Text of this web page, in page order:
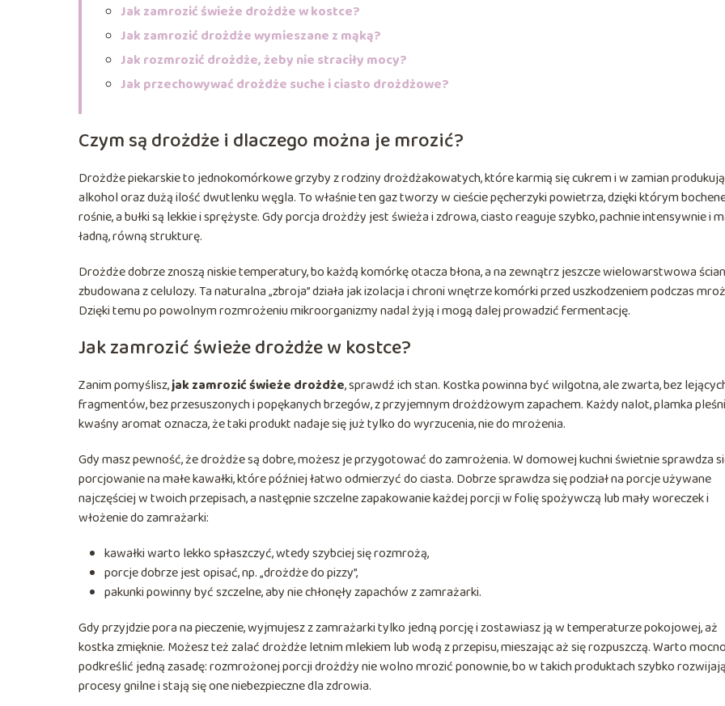
Jak zamrozić świeże drożdże w kostce?
Jak zamrozić drożdże wymieszane z mąką?
Jak rozmrozić drożdże, żeby nie straciły mocy?
Jak przechowywać drożdże suche i ciasto drożdżowe?
Czym są drożdże i dlaczego można je mrozić?
Drożdże piekarskie to jednokomórkowe grzyby z rodziny drożdżakowatych, które karmią się cukrem i w zamian produkują
alkohol oraz dużą ilość dwutlenku węgla. To właśnie ten gaz tworzy w cieście pęcherzyki powietrza, dzięki którym
rośnie, a bułki są lekkie i sprężyste. Gdy porcja drożdży jest świeża i zdrowa, ciasto reaguje szybko, pachnie intensywnie i
ładną, równą strukturę.
Drożdże dobrze znoszą niskie temperatury, bo każdą komórkę otacza błona, a na zewnątrz jeszcze wielowarstwowa
zbudowana z celulozy. Ta naturalna „zbroja” działa jak izolacja i chroni wnętrze komórki przed uszkodzeniem podczas
Dzięki temu po powolnym rozmrożeniu mikroorganizmy nadal żyją i mogą dalej prowadzić fermentację.
Jak zamrozić świeże drożdże w kostce?
Zanim pomyślisz,jak zamrozić świeże drożdże, sprawdź ich stan. Kostka powinna być wilgotna, ale zwarta, bez
fragmentów, bez przesuszonych i popękanych brzegów, z przyjemnym drożdżowym zapachem. Każdy nalot, plamka
kwaśny aromat oznacza, że taki produkt nadaje się już tylko do wyrzucenia, nie do mrożenia.
Gdy masz pewność, że drożdże są dobre, możesz je przygotować do zamrożenia. W domowej kuchni świetnie sprawdza
porcjowanie na małe kawałki, które później łatwo odmierzyć do ciasta. Dobrze sprawdza się podział na porcje używane
najczęściej w twoich przepisach, a następnie szczelne zapakowanie każdej porcji w folię spożywczą lub mały woreczek i
włożenie do zamrażarki:
kawałki warto lekko spłaszczyć, wtedy szybciej się rozmrożą,
porcje dobrze jest opisać, np. „drożdże do pizzy”,
pakunki powinny być szczelne, aby nie chłonęły zapachów z zamrażarki.
Gdy przyjdzie pora na pieczenie, wyjmujesz z zamrażarki tylko jedną porcję i zostawiasz ją w temperaturze pokojowej, aż
kostka zmięknie. Możesz też zalać drożdże letnim mlekiem lub wodą z przepisu, mieszając aż się rozpuszczą. Warto mocno
podkreślić jedną zasadę: rozmrożonej porcji drożdży nie wolno mrozić ponownie, bo w takich produktach szybko
procesy gnilne i stają się one niebezpieczne dla zdrowia.